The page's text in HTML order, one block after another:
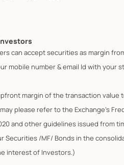
can accept securities as margin
mobile number & email Id with
margin of the transaction value
please refer to the Exchange's
and other guidelines issued from
Securities /MF/ Bonds in the
interest of Investors.)